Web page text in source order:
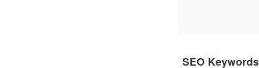
SEO Keywords